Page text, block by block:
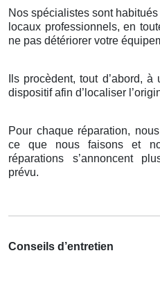
Nos spécialistes sont
locaux professionnels, en
ne pas détériorer votre
Ils procèdent, tout d’abord,
dispositif afin d’localiser
Pour chaque réparation,
ce que nous faisons et
réparations s’annoncent
prévu.
Conseils d’entretien